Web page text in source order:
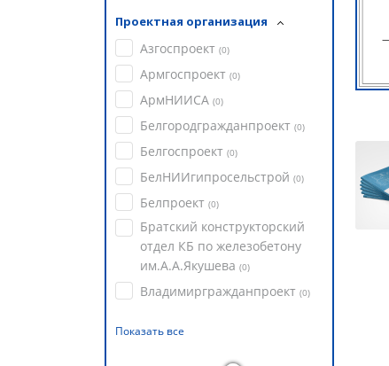
Проектная организация
Азгоспроект (0)
Армгоспроект (0)
АрмНИИСА (0)
Белгородгражданпроект (0)
Белгоспроект (0)
БелНИИгипросельстрой (0)
Белпроект (0)
Братский конструкторский
отдел КБ по железобетону
им.А.А.Якушева (0)
Владимиргражданпроект (0)
Показать все